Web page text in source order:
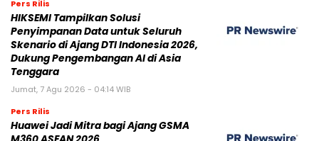
Pers Rilis
HIKSEMI Tampilkan Solusi
Penyimpanan Data untuk Seluruh
Skenario di Ajang DTI Indonesia 2026,
Dukung Pengembangan AI di Asia
Tenggara
Jumat, 7 Agu 2026 - 04:14 WIB
Pers Rilis
Huawei Jadi Mitra bagi Ajang GSMA